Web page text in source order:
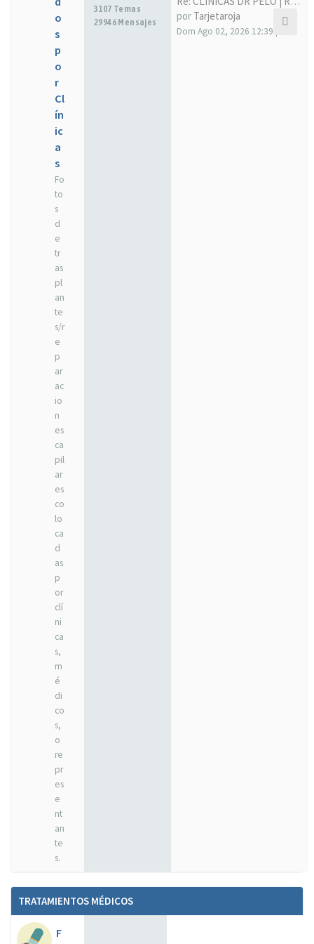
o
s
p
o
r
Cl
ín
ic
a
s
Fo
to
s
d
e
tr
as
pl
an
te
s/r
e
p
ar
ac
io
n
es
ca
pil
ar
es
co
lo
ca
d
as
p
or
clí
ni
ca
s,
m
é
di
co
s,
o
re
pr
es
e
nt
an
te
s.
3107 Temas
29946 Mensajes
por Tarjetaroja
Dom Ago 02, 2026 12:39 pm
TRATAMIENTOS MÉDICOS
F